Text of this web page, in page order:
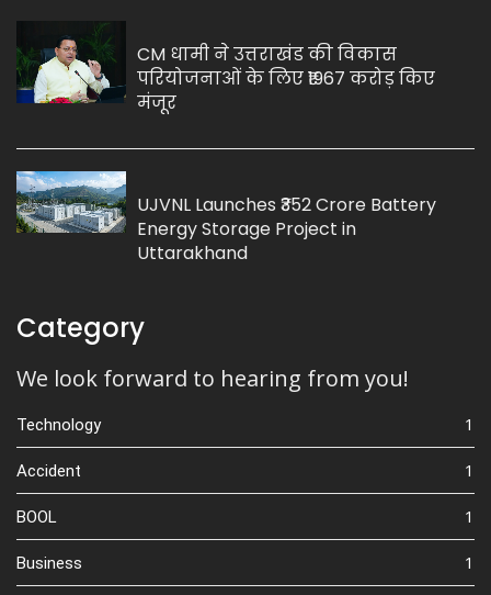
CM धामी ने उत्तराखंड की विकास
परियोजनाओं के लिए ₹1967 करोड़ किए
मंजूर
UJVNL Launches ₹352 Crore Battery
Energy Storage Project in
Uttarakhand
Category
We look forward to hearing from you!
Technology 1
Accident 1
BOOL 1
Business 1